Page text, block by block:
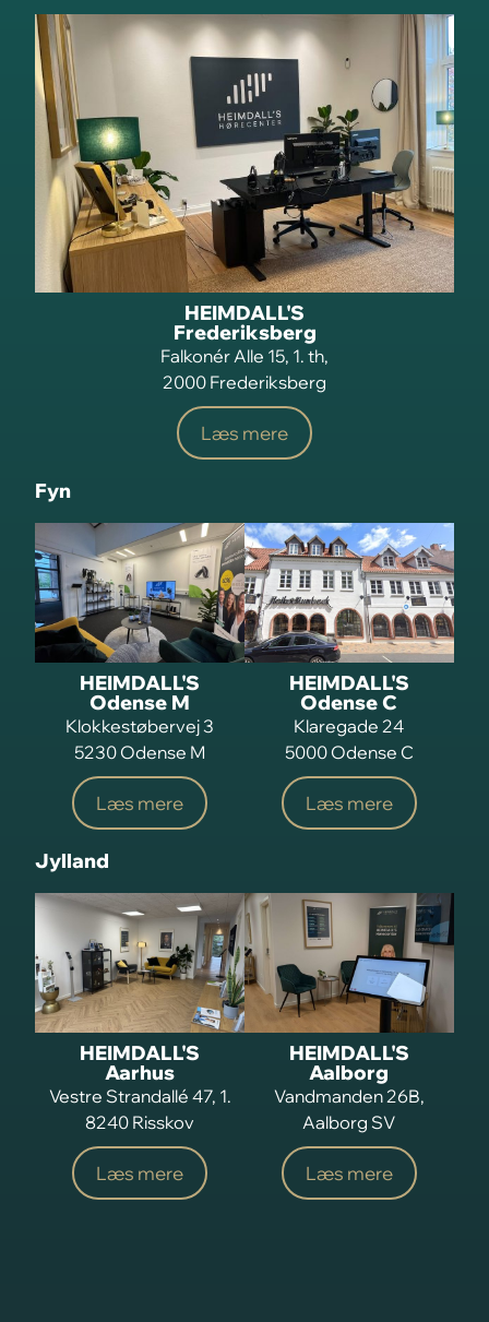
HEIMDALL'S
Frederiksberg
Falkonér Alle 15, 1. th,
2000 Frederiksberg
Læs mere
Fyn
HEIMDALL'S
Odense M
Klokkestøbervej 3
5230 Odense M
Læs mere
HEIMDALL'S
Odense C
Klaregade 24
5000 Odense C
Læs mere
Jylland
HEIMDALL'S
Aarhus
Vestre Strandallé 47, 1.
8240 Risskov
Læs mere
HEIMDALL'S
Aalborg
Vandmanden 26B,
Aalborg SV
Læs mere